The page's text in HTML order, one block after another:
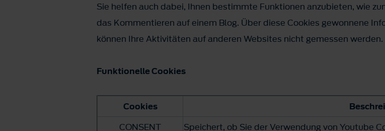
Sie helfen auch dabei, Ihnen bestimmte Funktionen anzubieten, wie
das Kommentieren auf einem Blog. Über diese Cookies gewonnene
können Ihre Aktivitäten auf anderen Websites nicht gemessen werden.
Funktionelle Cookies
Cookies
CONSENT
Speichert, ob Sie der Verwendung von Youtube